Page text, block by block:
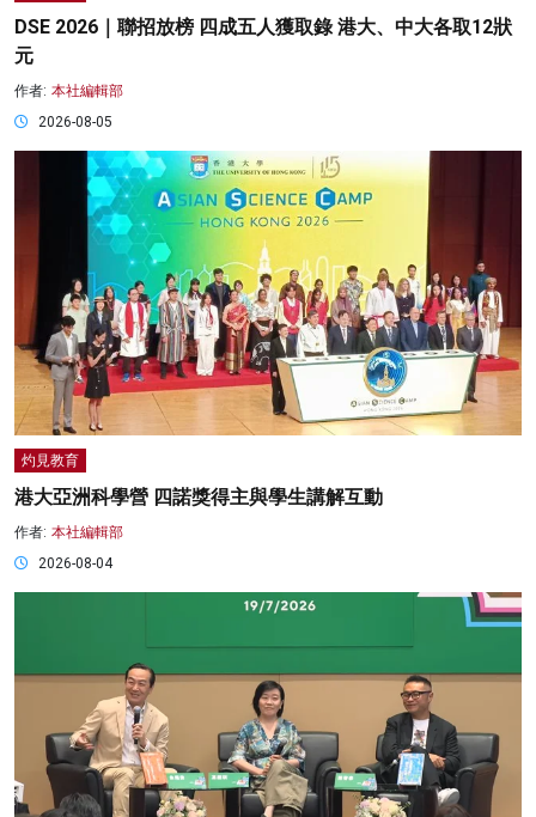
DSE 2026｜聯招放榜 四成五人獲取錄 港大、中大各取12狀
元
作者: 本社編輯部
2026-08-05
灼見教育
港大亞洲科學營 四諾獎得主與學生講解互動
作者: 本社編輯部
2026-08-04